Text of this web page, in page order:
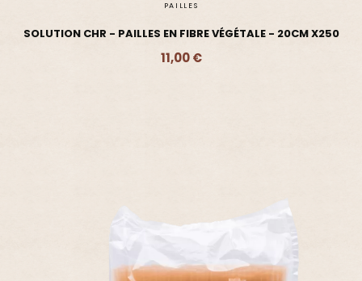
PAILLES
SOLUTION CHR - PAILLES EN FIBRE VÉGÉTALE - 20CM X250
11,00 €
Ajouter - 11,00 €